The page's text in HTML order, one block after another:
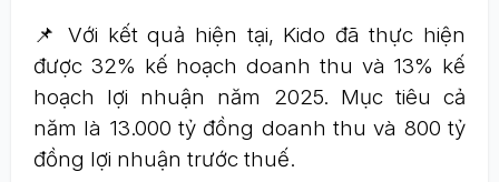
📌 Với kết quả hiện tại, Kido đã thực hiện
được 32% kế hoạch doanh thu và 13% kế
hoạch lợi nhuận năm 2025. Mục tiêu cả
năm là 13.000 tỷ đồng doanh thu và 800 tỷ
đồng lợi nhuận trước thuế.